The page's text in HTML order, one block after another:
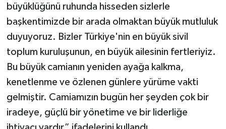
büyüklüğünü ruhunda hisseden sizlerle
başkentimizde bir arada olmaktan büyük mutluluk
duyuyoruz. Bizler Türkiye'nin en büyük sivil
toplum kuruluşunun, en büyük ailesinin fertleriyiz.
Bu büyük camianın yeniden ayağa kalkma,
kenetlenme ve özlenen günlere yürüme vakti
gelmiştir. Camiamızın bugün her şeyden çok bir
iradeye, güçlü bir yönetime ve bir liderliğe